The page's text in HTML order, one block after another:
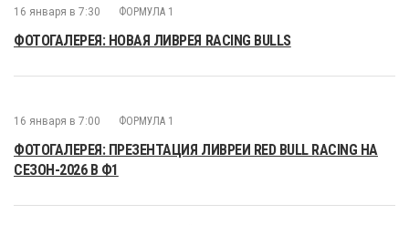
16 января в 7:30 ФОРМУЛА 1
ФОТОГАЛЕРЕЯ: НОВАЯ ЛИВРЕЯ RACING BULLS
16 января в 7:00 ФОРМУЛА 1
ФОТОГАЛЕРЕЯ: ПРЕЗЕНТАЦИЯ ЛИВРЕИ RED BULL RACING НА
СЕЗОН-2026 В Ф1